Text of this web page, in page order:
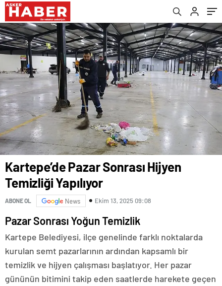
Kartepe’de Pazar Sonrası Hijyen
Temizliği Yapılıyor
ABONE OL News Ekim 13, 2025 09:08
Pazar Sonrası Yoğun Temizlik
Kartepe Belediyesi, ilçe genelinde farklı noktalarda
kurulan semt pazarlarının ardından kapsamlı bir
temizlik ve hijyen çalışması başlatıyor. Her pazar
gününün bitimini takip eden saatlerde harekete geçen